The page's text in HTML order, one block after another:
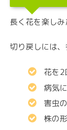
長く花を楽しみ
切り戻しには、
花を2
病気
害虫
株の